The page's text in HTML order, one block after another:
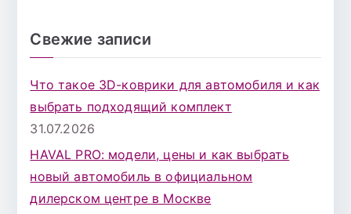
Свежие записи
Что такое 3D-коврики для автомобиля и как
выбрать подходящий комплект
31.07.2026
HAVAL PRO: модели, цены и как выбрать
новый автомобиль в официальном
дилерском центре в Москве